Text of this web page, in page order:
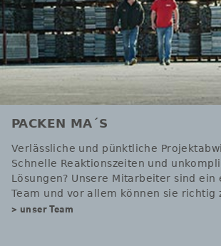
PACKEN MA´S
Verlässliche und pünktliche
Schnelle Reaktionszeiten und
Lösungen? Unsere Mitarbeiter sind ein
Team und vor allem können sie richtig
> unser Team